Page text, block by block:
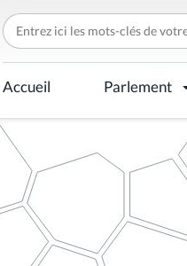
C
h
e
r
c
h
r
p
Accueil Parlement